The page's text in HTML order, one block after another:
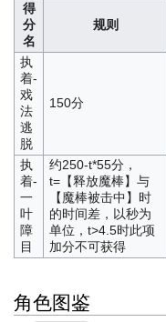
得
分
名
规则
执
着-
戏
法
逃
脱
150分
执
着-
一
叶
障
目
约250-t*55分，
t=【释放魔棒】与
【魔棒被击中】时
的时间差，以秒为
单位，t>4.5时此项
加分不可获得
角色图鉴